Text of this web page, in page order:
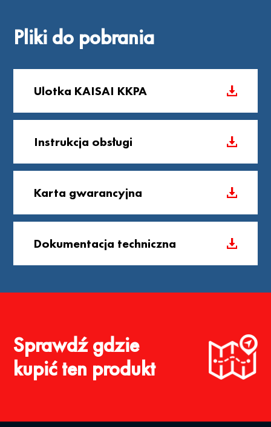
Pliki do pobrania
Ulotka KAISAI KKPA
Instrukcja obsługi
Karta gwarancyjna
Dokumentacja techniczna
Sprawdź gdzie
kupić ten produkt